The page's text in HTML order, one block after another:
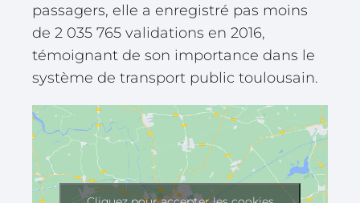
passagers, elle a enregistré pas moins
de 2 035 765 validations en 2016,
témoignant de son importance dans le
système de transport public toulousain.